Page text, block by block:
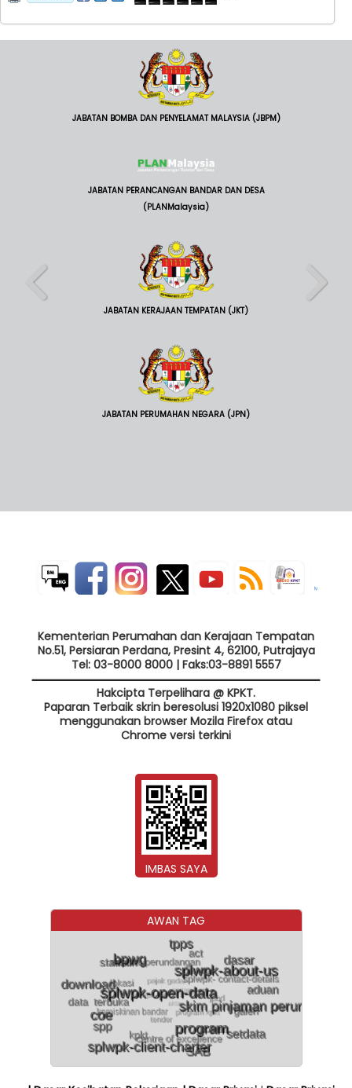
JABATAN BOMBA DAN PENYELAMAT MALAYSIA (JBPM)
JABATAN PERANCANGAN BANDAR DAN DESA
(PLANMalaysia)
JABATAN KERAJAAN TEMPATAN (JKT)
JABATAN PERUMAHAN NEGARA (JPN)
Kementerian Perumahan dan Kerajaan Tempatan
No.51, Persiaran Perdana, Presint 4, 62100, Putrajaya
Tel: 03-8000 8000 | Faks:03-8891 5557
Hakcipta Terpelihara @ KPKT.
Paparan Terbaik skrin beresolusi 1920x1080 piksel
menggunakan browser Mozila Firefox atau
Chrome versi terkini
IMBAS SAYA
AWAN TAG